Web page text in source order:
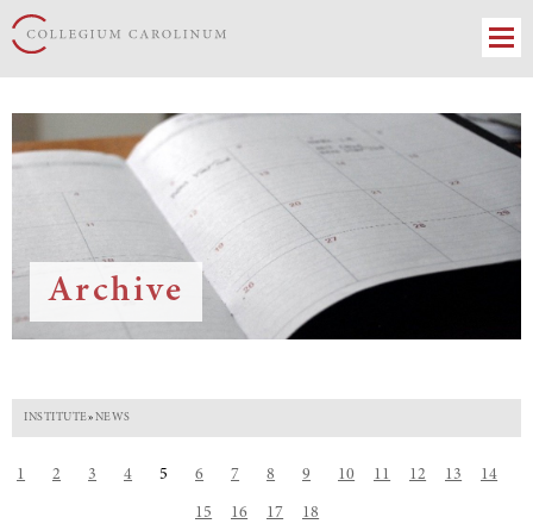
Archive
INSTITUTE» NEWS
1 2 3 4 5 6 7 8 9 10 11 12 13 14
15 16 17 18